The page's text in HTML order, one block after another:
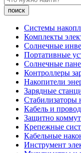
поиск
Системы
Комплекты
Солнечные
Портативные
Солнечные
Контроллеры
Накопители
Зарядные
Стабилизаторы
Кабель и провод
Защитно
Крепежные
Кабельные
Инструмент